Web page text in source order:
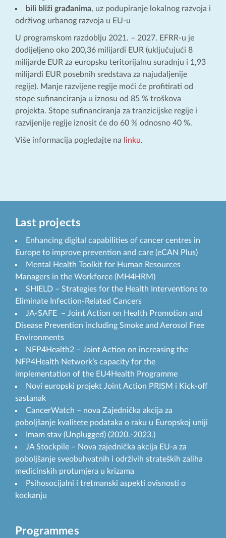
bili bliži građanima, uz podupiranje lokalnog razvoja i
održivog urbanog razvoja u EU-u
U programskom razdoblju 2021. – 2027. EFRR-u je
dodijeljeno oko 200,36 milijardi EUR (uključujući 8
milijarde EUR za europsku teritorijalnu suradnju i 1,93
milijardi EUR posebnih sredstava za najudaljenije
regije). Manje razvijene regije moći će profitirati od
stope sufinanciranja u iznosu od 85 % troškova
projekta. Stope sufinanciranja za tranzicijske regije i
razvijenije regije iznosit će do 60 % odnosno 40 %.
Više informacija pogledajte na linku.
Last projects
Enhancing digital capabilities of cancer centres in
Europe to improve prevention and care (eCAN Plus)
Mental Health Toolkit for Human Resources
Managers in the Workforce (MH4HRM)
SHIELD – Strategies for the Health Interventions to
Eliminate Infection-Related Cancers
JA-SAFE – Joint Action on Health Promotion and
Disease Prevention including Smoke and Aerosol Free
Environments
NFP4Health2 – Joint Action on increasing the
NFP4Health Network’s capacity for the
implementation of the EU4Health Programme
Novi europski projekt Joint Action PRISM i Kick-off
sastanak
CancerWatch – nova Zajednička akcija za
poboljšanje kvalitete podataka o raku u Europskoj uniji
Imam stav (Unplugged) (2020.-2023.)
JA Stockpile – Nova zajednička akcija EU-a za
poboljšanje sveobuhvatnih i održivih strateških zaliha
medicinskih protumjera u krizama
Psihosocijalni i tretmanski aspekti ovisnosti o
kockanju
Programmes